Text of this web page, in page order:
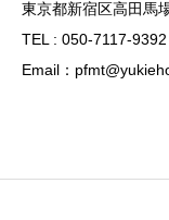
東京都新宿区高田馬
TEL : 050-7117-9392
Email：